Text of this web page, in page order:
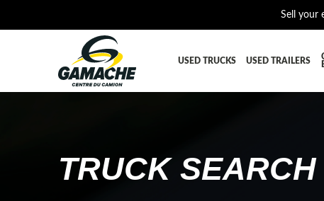
Sell your
USED TRUCKS USED TRAILERS
CROSSMEMBER
TRUCK SEARCH